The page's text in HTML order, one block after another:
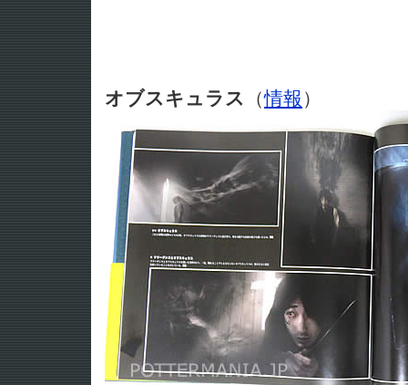
オブスキュラス （情報 ）